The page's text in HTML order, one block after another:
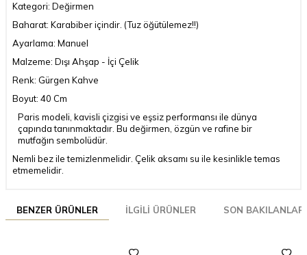
Kategori: Değirmen
Baharat: Karabiber içindir. (Tuz öğütülemez!!)
Ayarlama: Manuel
Malzeme: Dışı Ahşap - İçi Çelik
Renk: Gürgen Kahve
Boyut: 40 Cm
Paris modeli, kavisli çizgisi ve eşsiz performansı ile dünya
çapında tanınmaktadır. Bu değirmen, özgün ve rafine bir
mutfağın sembolüdür.
Nemli bez ile temizlenmelidir. Çelik aksamı su ile kesinlikle temas
etmemelidir.
BENZER ÜRÜNLER İLGILI ÜRÜNLER SON BAKILANLAR